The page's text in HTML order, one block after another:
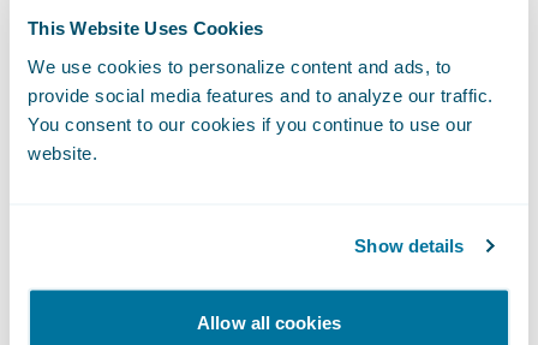
This Website Uses Cookies
We use cookies to personalize content and ads, to
provide social media features and to analyze our traffic.
You consent to our cookies if you continue to use our
website.
Show details
Allow all cookies
sind, schnellere Entscheidungen zu treffen,
was zu einer höheren Kundenzufriedenheit
führt.
FRI:DAY
Strategy und Mitbegründer, erklärte deren
Hintergrund als neue Marke auf dem
deutschen Markt mit einer rein digitalen